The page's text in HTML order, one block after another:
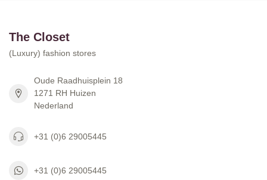
The Closet
(Luxury) fashion stores
Oude Raadhuisplein 18
1271 RH Huizen
Nederland
+31 (0)6 29005445
+31 (0)6 29005445